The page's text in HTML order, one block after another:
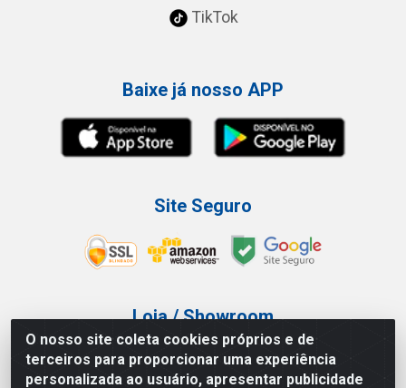
O nosso site coleta cookies próprios e de
terceiros para proporcionar uma experiência
personalizada ao usuário, apresentar publicidade
TikTok
Baixe já nosso APP
Site Seguro
Loja / Showroom
Tel.: (11) 3227-0546
Av Vautier, 587/597 - Pari - São Paulo/SP